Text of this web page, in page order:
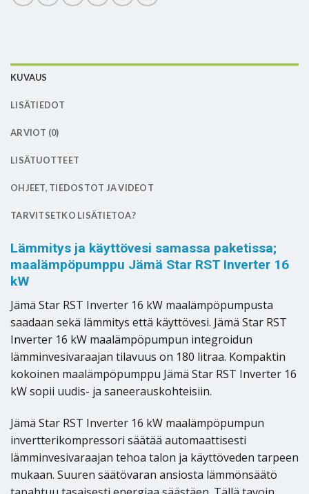
KUVAUS
LISÄTIEDOT
ARVIOT (0)
LISÄTUOTTEET
OHJEET, TIEDOSTOT JA VIDEOT
TARVITSETKO LISÄTIETOA?
Lämmitys ja käyttövesi samassa paketissa;
maalämpöpumppu Jämä Star RST Inverter 16
kW
Jämä Star RST Inverter 16 kW maalämpöpumpusta
saadaan sekä lämmitys että käyttövesi. Jämä Star RST
Inverter 16 kW maalämpöpumpun integroidun
lämminvesivaraajan tilavuus on 180 litraa. Kompaktin
kokoinen maalämpöpumppu Jämä Star RST Inverter 16
kW sopii uudis- ja saneerauskohteisiin.
Jämä Star RST Inverter 16 kW maalämpöpumpun
invertterikompressori säätää automaattisesti
lämminvesivaraajan tehoa talon ja käyttöveden tarpeen
mukaan. Suuren säätövaran ansiosta lämmönsäätö